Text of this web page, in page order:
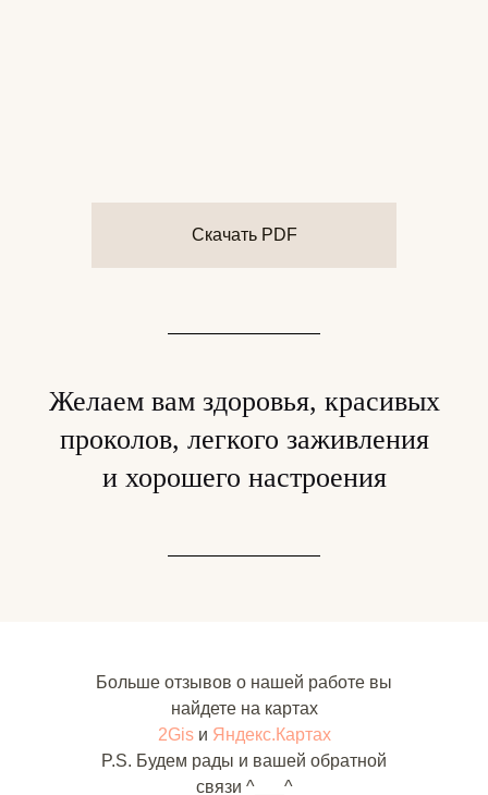
Скачать PDF
Желаем вам здоровья, красивых
проколов, легкого заживления
и хорошего настроения
Больше отзывов о нашей работе вы
найдете на картах
2Gisи Яндекс.Картах
P.S. Будем рады и вашей обратной
связи ^___^